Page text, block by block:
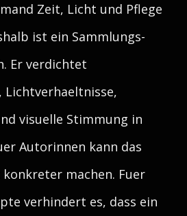
Zeit, Licht und Pflege
ist ein Sammlungs-
Er verdichtet
Lichtverhaeltnisse,
visuelle Stimmung in
Autorinnen kann das
machen. Fuer
verhindert es, dass ein